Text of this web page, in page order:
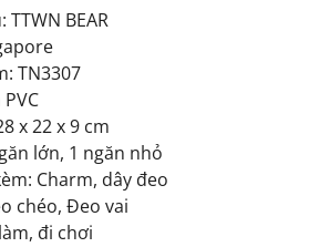
BEAR
TN3307
x 22 x 9 cm
lớn, 1 ngăn nhỏ
Charm, dây đeo
chéo, Đeo vai
đi chơi